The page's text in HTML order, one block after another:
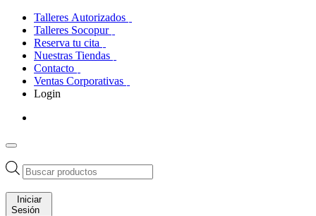
Talleres Autorizados
Talleres Socopur
Reserva tu cita
Nuestras Tiendas
Contacto
Ventas Corporativas
Login
Búsqueda
de
productos
Iniciar
Sesión